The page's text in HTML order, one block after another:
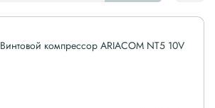
Винтовой компрессор ARIACOM NT5 10V